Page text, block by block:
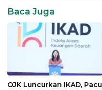
Kanwil
Baca Juga
OJK Luncurkan IKAD, Pacu